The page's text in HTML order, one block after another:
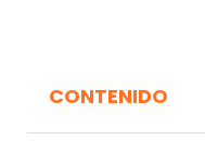
CONTENIDO